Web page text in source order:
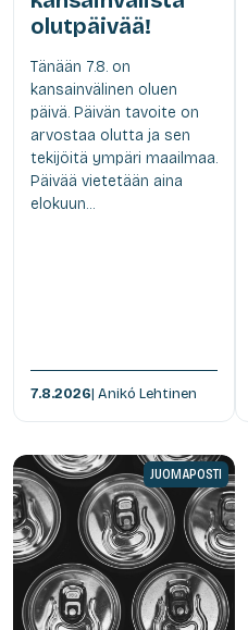
olutpäivää!
Tänään 7.8. on
kansainvälinen oluen
päivä. Päivän tavoite on
arvostaa olutta ja sen
tekijöitä ympäri maailmaa.
Päivää vietetään aina
elokuun...
7.8.2026| Anikó Lehtinen
JUOMAPOSTI